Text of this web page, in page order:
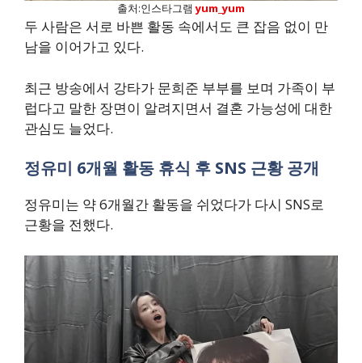
출처:인스타그램yum_yum
두 사람은 서로 바쁜 활동 속에서도 큰 잡음 없이 만
남을 이어가고 있다.
최근 방송에서 강타가 문희준 부부를 보며 가족이 부
럽다고 말한 장면이 알려지면서 결혼 가능성에 대한
관심도 늘었다.
정유미 6개월 활동 휴식 후 SNS 근황 공개
정유미는 약 6개월간 활동을 쉬었다가 다시 SNS로
근황을 전했다.